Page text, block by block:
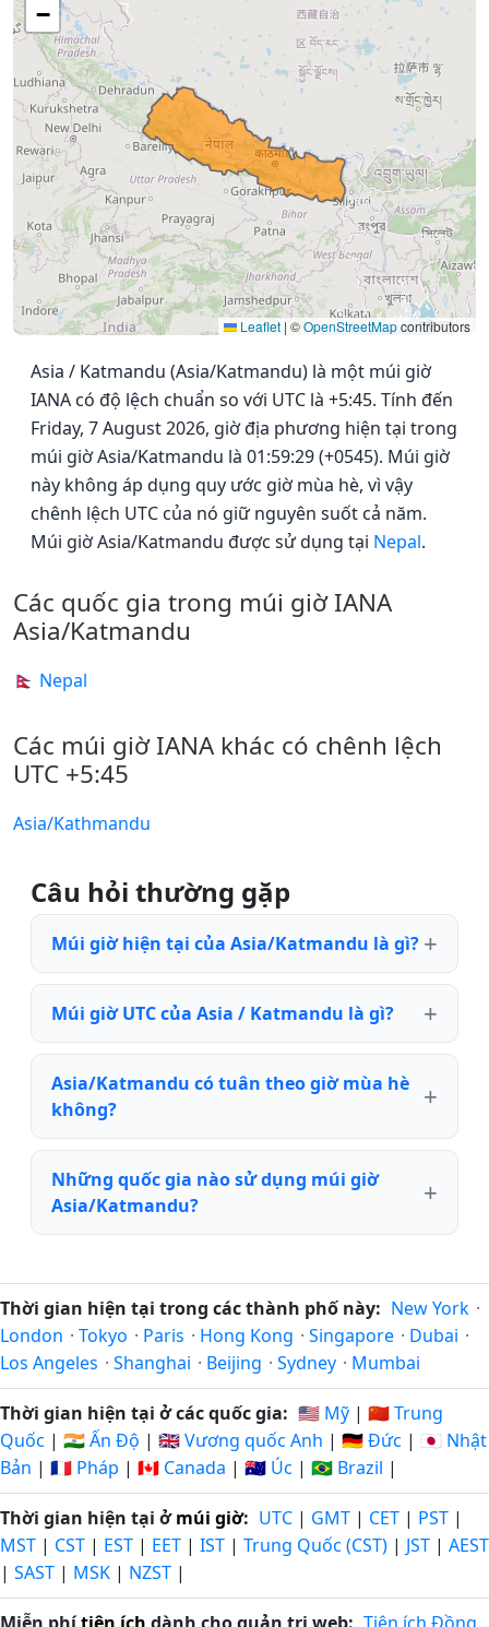
−
Leaflet | ©OpenStreetMapcontributors
Asia / Katmandu (Asia/Katmandu) là một múi giờ
IANA có độ lệch chuẩn so với UTC là +5:45. Tính đến
Friday, 7 August 2026, giờ địa phương hiện tại trong
múi giờ Asia/Katmandu là 01:59:29 (+0545). Múi giờ
này không áp dụng quy ước giờ mùa hè, vì vậy
chênh lệch UTC của nó giữ nguyên suốt cả năm.
Múi giờ Asia/Katmandu được sử dụng tại Nepal.
Các quốc gia trong múi giờ IANA
Asia/Katmandu
🇳🇵 Nepal
Các múi giờ IANA khác có chênh lệch
UTC +5:45
Asia/Kathmandu
Câu hỏi thường gặp
Múi giờ hiện tại của Asia/Katmandu là gì?
Múi giờ UTC của Asia / Katmandu là gì?
Asia/Katmandu có tuân theo giờ mùa hè
không?
Những quốc gia nào sử dụng múi giờ
Asia/Katmandu?
Thời gian hiện tại trong các thành phố này: New York ·
London · Tokyo · Paris · Hong Kong · Singapore · Dubai ·
Los Angeles · Shanghai · Beijing · Sydney · Mumbai
Thời gian hiện tại ở các quốc gia: 🇺🇸 Mỹ | 🇨🇳 Trung
Quốc | 🇮🇳 Ấn Độ | 🇬🇧 Vương quốc Anh | 🇩🇪 Đức | 🇯🇵 Nhật
Bản | 🇫🇷 Pháp | 🇨🇦 Canada | 🇦🇺 Úc | 🇧🇷 Brazil |
Thời gian hiện tại ởmúi giờ: UTC | GMT | CET | PST |
MST | CST | EST | EET | IST | Trung Quốc (CST) | JST | AEST
| SAST | MSK | NZST |